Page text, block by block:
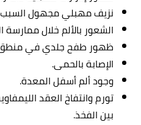
نزيف مهبلي مجهول
الشعور بالألم خلال ممارسة
ظهور طفح جلدي في منطق
الإصابة بالحمى.
وجود ألم أسفل المعدة.
تورم وانتفاخ العقد
بين الفخذ.